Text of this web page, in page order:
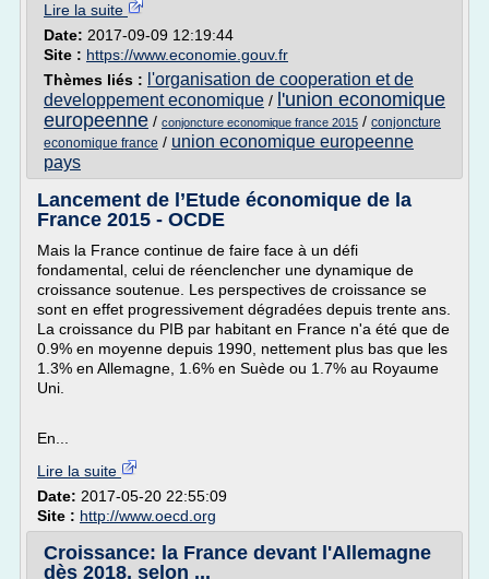
Lire la suite
Date: 2017-09-09 12:19:44
Site : https://www.economie.gouv.fr
Thèmes liés : l'organisation de cooperation et de
developpement economique / l'union economique
europeenne / conjoncture economique france 2015 / conjoncture
economique france / union economique europeenne
pays
Lancement de l’Etude économique de la
France 2015 - OCDE
Mais la France continue de faire face à un défi
fondamental, celui de réenclencher une dynamique de
croissance soutenue. Les perspectives de croissance se
sont en effet progressivement dégradées depuis trente ans.
La croissance du PIB par habitant en France n'a été que de
0.9% en moyenne depuis 1990, nettement plus bas que les
1.3% en Allemagne, 1.6% en Suède ou 1.7% au Royaume
Uni.
En...
Lire la suite
Date: 2017-05-20 22:55:09
Site : http://www.oecd.org
Croissance: la France devant l'Allemagne
dès 2018, selon ...